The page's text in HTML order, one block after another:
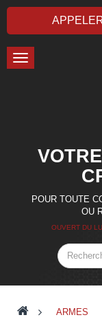
Toggle
navigation
POUR TOUTE
OU
OUVERT DU
> ARMES